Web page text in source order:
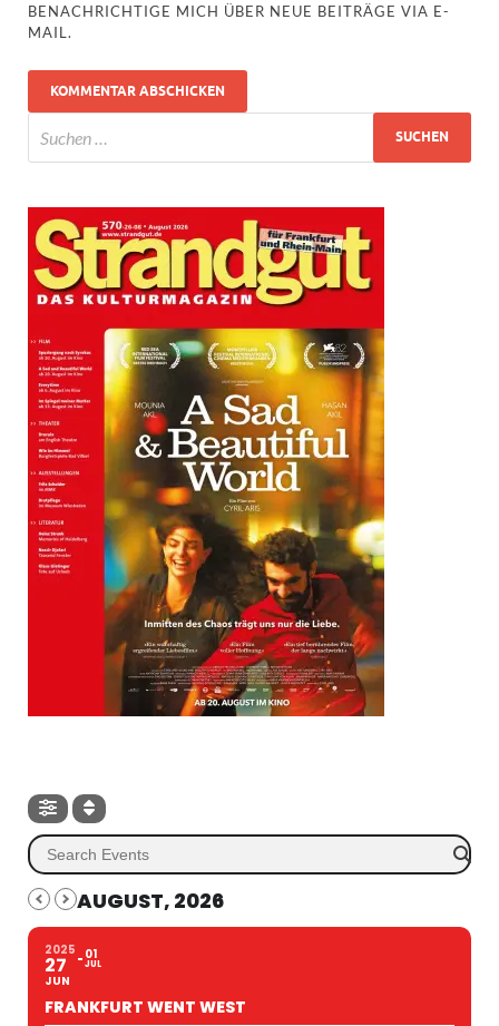
BENACHRICHTIGE MICH ÜBER NEUE BEITRÄGE VIA E-
MAIL.
AUGUST, 2026
2025
27
JUN
01
JUL
FRANKFURT WENT WEST